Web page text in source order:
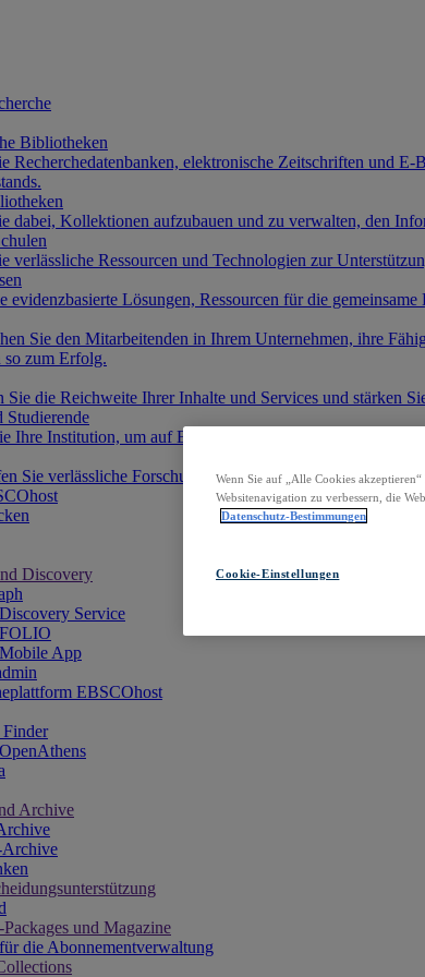
Bibliotheken
Recherchedatenbanken, elektronische Zeitschriften und
dabei, Kollektionen aufzubauen und zu verwalten, den
verlässliche Ressourcen und Technologien zur
evidenzbasierte Lösungen, Ressourcen für die
Sie den Mitarbeitenden in Ihrem Unternehmen, ihre
so zum Erfolg.
Sie die Reichweite Ihrer Inhalte und Services und stärken
Studierende
Ihre Institution, um auf EBSCOs Produkte zuzugreifen und
Sie verlässliche Forschungsinhalte mit KI-Systemen
Discovery
Service
App
EBSCOhost
Archive
und Magazine
die Abonnementverwaltung
Wenn Sie auf „Alle Cookies
Websitenavigation zu verbessern, die
Datenschutz-Bestimmungen
Cookie-Einstellungen